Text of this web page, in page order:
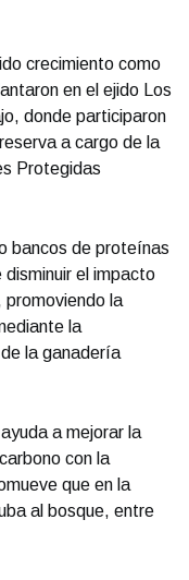
crecimiento como
en el ejido Los
donde participaron
a cargo de la
Protegidas
bancos de proteínas
el impacto
promoviendo la
la
la ganadería
a mejorar la
con la
que en la
al bosque, entre